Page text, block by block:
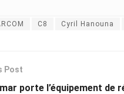
C8 Cyril Hanouna
Post
porte l’équipement de